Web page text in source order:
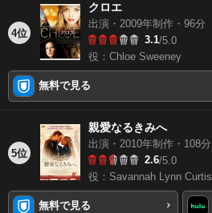
4位
クロエ
出演・2009年制作・96分
3.1/5.0
役：Chloe Sweeney
無料で見る
5位
親愛なるきみへ
出演・2010年制作・108分
2.6/5.0
役：Savannah Lynn Curtis
無料で見る